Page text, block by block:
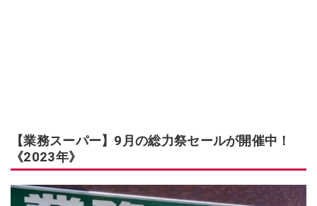
【業務スーパー】9月の総力祭セールが開催中！
《2023年》